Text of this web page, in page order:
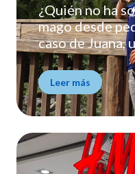
¿Quién no ha
mago desde
caso de Juana,
Leer más